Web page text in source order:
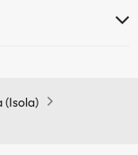
(Isola)